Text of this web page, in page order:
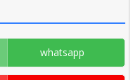
whatsapp